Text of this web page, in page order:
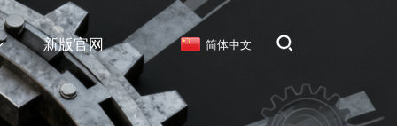
新版官网 简体中文